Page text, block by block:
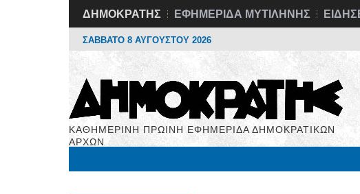
ΔΗΜΟΚΡΑΤΗΣ ΕΦΗΜΕΡΙΔΑ ΜΥΤΙΛΗΝΗΣ
ΣΑΒΒΑΤΟ 8 ΑΥΓΟΥΣΤΟΥ 2026
ΚΑΘΗΜΕΡΙΝΗ ΠΡΩΙΝΗ ΕΦΗΜΕΡΙΔΑ ΔΗΜΟΚΡΑΤΙΚΩΝ
ΑΡΧΩΝ